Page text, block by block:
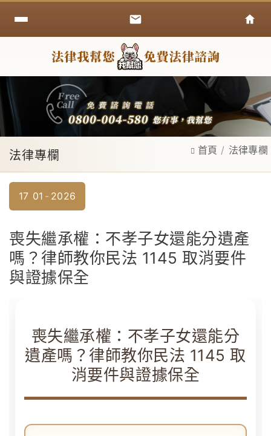
法律專欄 首頁 法律專欄
17 01 2026
喪失繼承權：不孝子女還能分遺產
嗎？律師教你民法 1145 取消要件
與證據保全
喪失繼承權：不孝子女還能分
遺產嗎？律師教你民法 1145 取
消要件與證據保全